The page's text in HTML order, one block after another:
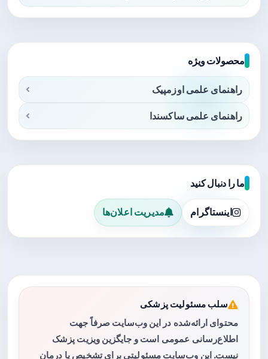
محصولات ویژه
راهنمای علمی اوزمپیک
راهنمای علمی ساکسندا
ما را دنبال کنید
اینستاگرام مدیریت اعلان‌ها
سلب مسئولیت پزشکی
محتوای ارائه‌شده در این وب‌سایت صرفاً جهت
اطلاع‌رسانی عمومی است و جایگزین ویزیت پزشک
نیست. این وب‌سایت مسئولیتی برای تشخیص یا درمان